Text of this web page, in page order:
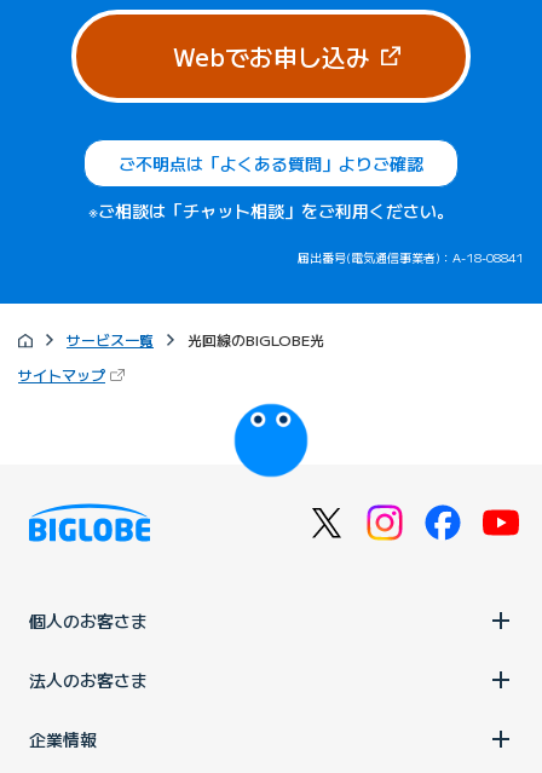
Webでお申し込み（新しいタブ
ご不明点は「よくある質問」よりご確認
※ご相談は「チャット相談」をご利用ください。
届出番号(電気通信事業者)：A-18-08841
サービス一覧
光回線のBIGLOBE光
サイトマップ（新しいタブで開きます）
びっぷるのページ
個人のお客さま
法人のお客さま
企業情報